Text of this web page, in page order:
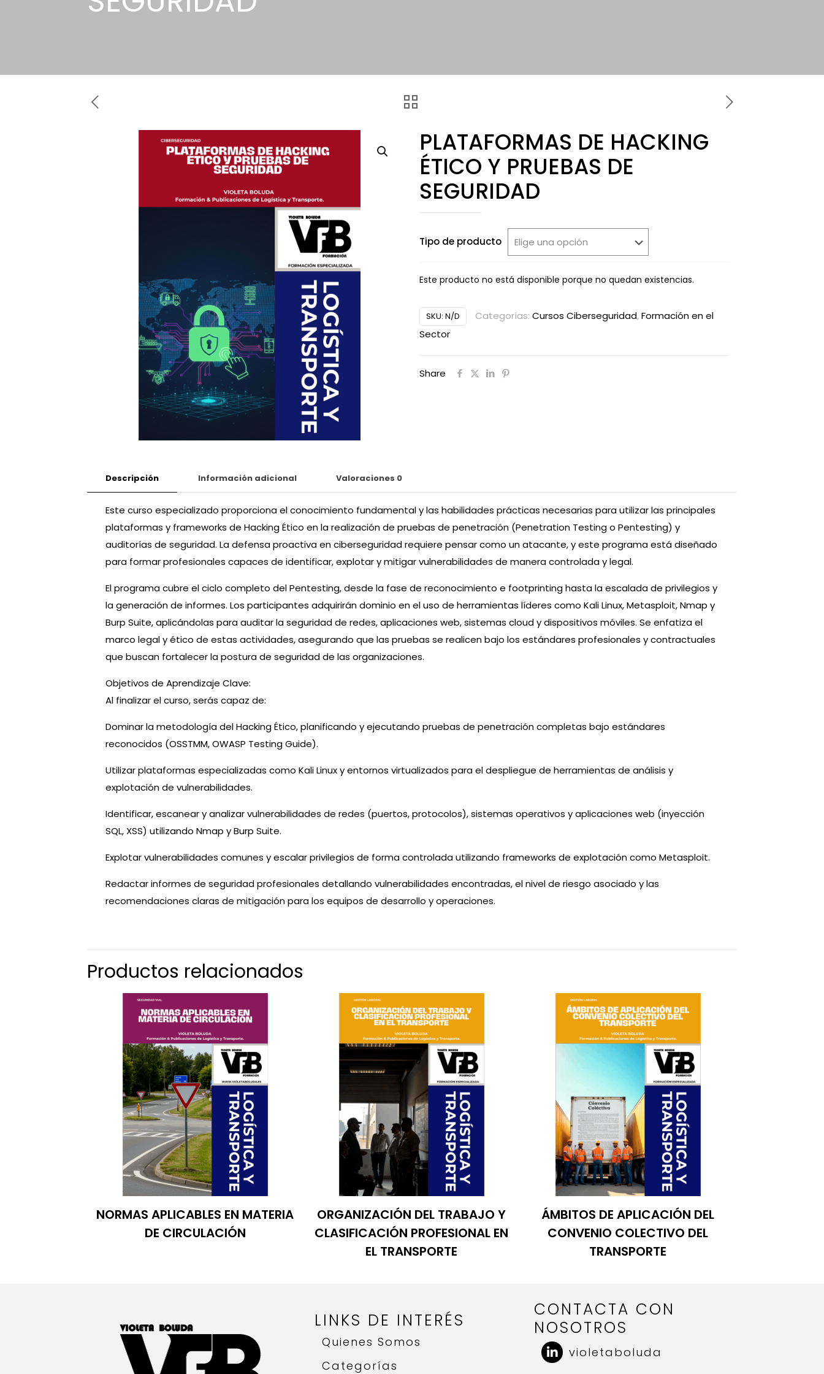
PLATAFORMAS DE HACKING
ÉTICO Y PRUEBAS DE
SEGURIDAD
Tipo de producto
Este producto no está disponible porque no quedan existencias.
Alternative:
SKU: N/D Categorías: Cursos Ciberseguridad,Formación en el
Sector
Share
Descripción Información adicional Valoraciones 0
Este curso especializado proporciona el conocimiento fundamental y las habilidades prácticas necesarias para utilizar las principales
plataformas y frameworks de Hacking Ético en la realización de pruebas de penetración (Penetration Testing o Pentesting) y
auditorías de seguridad. La defensa proactiva en ciberseguridad requiere pensar como un atacante, y este programa está diseñado
para formar profesionales capaces de identificar, explotar y mitigar vulnerabilidades de manera controlada y legal.
El programa cubre el ciclo completo del Pentesting, desde la fase de reconocimiento e footprinting hasta la escalada de privilegios y
la generación de informes. Los participantes adquirirán dominio en el uso de herramientas líderes como Kali Linux, Metasploit, Nmap y
Burp Suite, aplicándolas para auditar la seguridad de redes, aplicaciones web, sistemas cloud y dispositivos móviles. Se enfatiza el
marco legal y ético de estas actividades, asegurando que las pruebas se realicen bajo los estándares profesionales y contractuales
que buscan fortalecer la postura de seguridad de las organizaciones.
Objetivos de Aprendizaje Clave:
Al finalizar el curso, serás capaz de:
Dominar la metodología del Hacking Ético, planificando y ejecutando pruebas de penetración completas bajo estándares
reconocidos (OSSTMM, OWASP Testing Guide).
Utilizar plataformas especializadas como Kali Linux y entornos virtualizados para el despliegue de herramientas de análisis y
explotación de vulnerabilidades.
Identificar, escanear y analizar vulnerabilidades de redes (puertos, protocolos), sistemas operativos y aplicaciones web (inyección
SQL, XSS) utilizando Nmap y Burp Suite.
Explotar vulnerabilidades comunes y escalar privilegios de forma controlada utilizando frameworks de explotación como Metasploit.
Redactar informes de seguridad profesionales detallando vulnerabilidades encontradas, el nivel de riesgo asociado y las
recomendaciones claras de mitigación para los equipos de desarrollo y operaciones.
Productos relacionados
NORMAS APLICABLES EN MATERIA
DE CIRCULACIÓN
ORGANIZACIÓN DEL TRABAJO Y
CLASIFICACIÓN PROFESIONAL EN
EL TRANSPORTE
ÁMBITOS DE APLICACIÓN DEL
CONVENIO COLECTIVO DEL
TRANSPORTE
LINKS DE INTERÉS
Quienes Somos
Categorías
CONTACTA CON
NOSOTROS
violetaboluda